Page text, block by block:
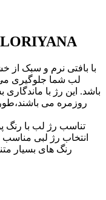
پک رژ لب مایع 12 تایی LORIYANA
لب شما جلوگیری
روزمره می
تناسب رژ لب با رنگ
انتخاب رژ لبی
رنگ های بسیار